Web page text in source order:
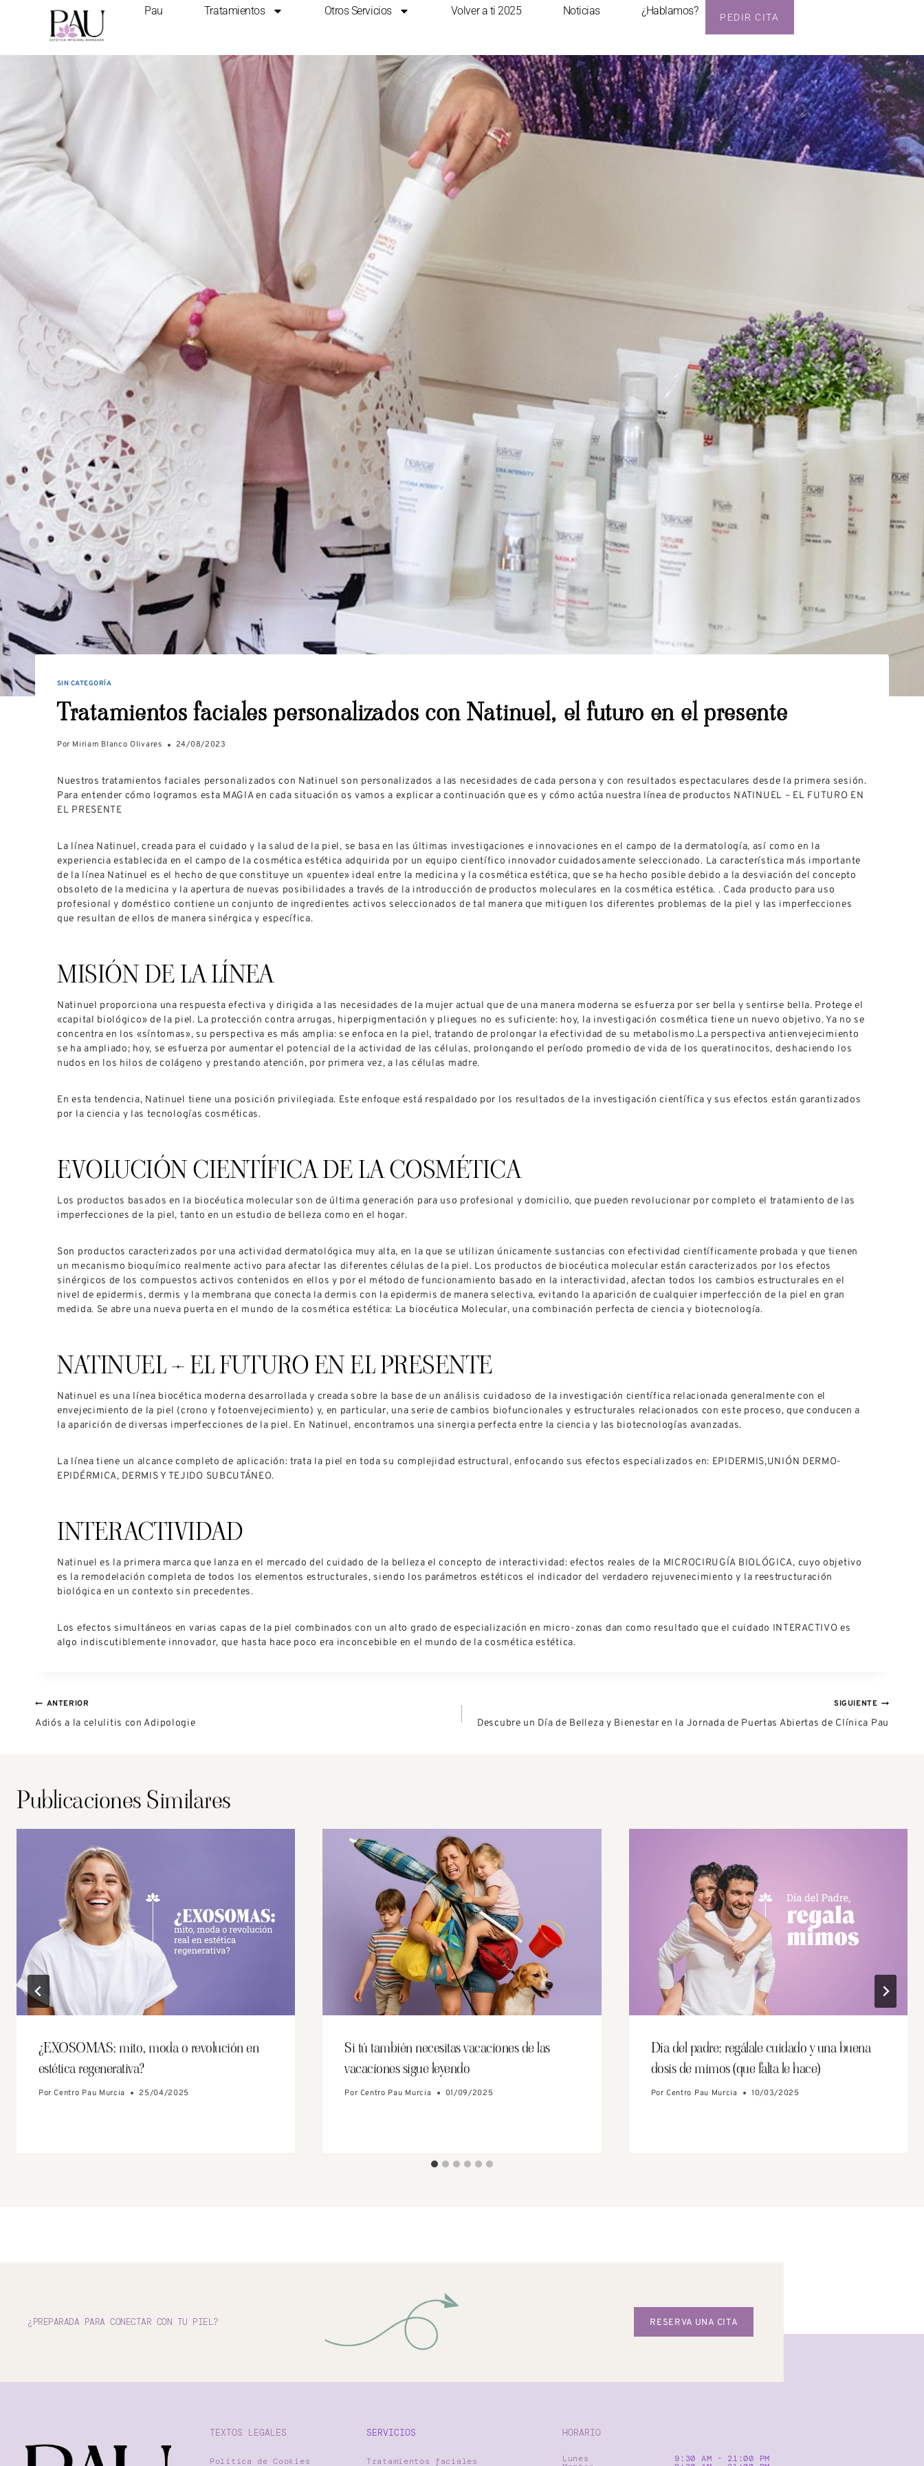
Pau Tratamientos Otros Servicios Volver a ti 2025 Noticias ¿Hablamos? PEDIR CITA
SIN CATEGORÍA
Tratamientos faciales personalizados con Natinuel, el futuro en el presente
Por Miriam Blanco Olivares 24/08/2023
Nuestros tratamientos faciales personalizados con Natinuel son personalizados a las necesidades de cada persona y con resultados espectaculares desde la primera sesión.
Para entender cómo logramos esta MAGIA en cada situación os vamos a explicar a continuación que es y cómo actúa nuestra línea de productos NATINUEL – EL FUTURO EN
EL PRESENTE
La línea Natinuel, creada para el cuidado y la salud de la piel, se basa en las últimas investigaciones e innovaciones en el campo de la dermatología, así como en la
experiencia establecida en el campo de la cosmética estética adquirida por un equipo científico innovador cuidadosamente seleccionado. La característica más importante
de la línea Natinuel es el hecho de que constituye un «puente» ideal entre la medicina y la cosmética estética, que se ha hecho posible debido a la desviación del concepto
obsoleto de la medicina y la apertura de nuevas posibilidades a través de la introducción de productos moleculares en la cosmética estética. . Cada producto para uso
profesional y doméstico contiene un conjunto de ingredientes activos seleccionados de tal manera que mitiguen los diferentes problemas de la piel y las imperfecciones
que resultan de ellos de manera sinérgica y específica.
MISIÓN DE LA LÍNEA
Natinuel proporciona una respuesta efectiva y dirigida a las necesidades de la mujer actual que de una manera moderna se esfuerza por ser bella y sentirse bella. Protege el
«capital biológico» de la piel. La protección contra arrugas, hiperpigmentación y pliegues no es suficiente: hoy, la investigación cosmética tiene un nuevo objetivo. Ya no se
concentra en los «síntomas», su perspectiva es más amplia: se enfoca en la piel, tratando de prolongar la efectividad de su metabolismo.La perspectiva antienvejecimiento
se ha ampliado; hoy, se esfuerza por aumentar el potencial de la actividad de las células, prolongando el período promedio de vida de los queratinocitos, deshaciendo los
nudos en los hilos de colágeno y prestando atención, por primera vez, a las células madre.
En esta tendencia, Natinuel tiene una posición privilegiada. Este enfoque está respaldado por los resultados de la investigación científica y sus efectos están garantizados
por la ciencia y las tecnologías cosméticas.
EVOLUCIÓN CIENTÍFICA DE LA COSMÉTICA
Los productos basados en la biocéutica molecular son de última generación para uso profesional y domicilio, que pueden revolucionar por completo el tratamiento de las
imperfecciones de la piel, tanto en un estudio de belleza como en el hogar.
Son productos caracterizados por una actividad dermatológica muy alta, en la que se utilizan únicamente sustancias con efectividad científicamente probada y que tienen
un mecanismo bioquímico realmente activo para afectar las diferentes células de la piel. Los productos de biocéutica molecular están caracterizados por los efectos
sinérgicos de los compuestos activos contenidos en ellos y por el método de funcionamiento basado en la interactividad, afectan todos los cambios estructurales en el
nivel de epidermis, dermis y la membrana que conecta la dermis con la epidermis de manera selectiva, evitando la aparición de cualquier imperfección de la piel en gran
medida. Se abre una nueva puerta en el mundo de la cosmética estética: La biocéutica Molecular, una combinación perfecta de ciencia y biotecnología.
NATINUEL – EL FUTURO EN EL PRESENTE
Natinuel es una línea biocética moderna desarrollada y creada sobre la base de un análisis cuidadoso de la investigación científica relacionada generalmente con el
envejecimiento de la piel (crono y fotoenvejecimiento) y, en particular, una serie de cambios biofuncionales y estructurales relacionados con este proceso, que conducen a
la aparición de diversas imperfecciones de la piel. En Natinuel, encontramos una sinergia perfecta entre la ciencia y las biotecnologías avanzadas.
La línea tiene un alcance completo de aplicación: trata la piel en toda su complejidad estructural, enfocando sus efectos especializados en: EPIDERMIS,UNIÓN DERMO-
EPIDÉRMICA, DERMIS Y TEJIDO SUBCUTÁNEO.
INTERACTIVIDAD
Natinuel es la primera marca que lanza en el mercado del cuidado de la belleza el concepto de interactividad: efectos reales de la MICROCIRUGÍA BIOLÓGICA, cuyo objetivo
es la remodelación completa de todos los elementos estructurales, siendo los parámetros estéticos el indicador del verdadero rejuvenecimiento y la reestructuración
biológica en un contexto sin precedentes.
Los efectos simultáneos en varias capas de la piel combinados con un alto grado de especialización en micro-zonas dan como resultado que el cuidado INTERACTIVO es
algo indiscutiblemente innovador, que hasta hace poco era inconcebible en el mundo de la cosmética estética.
ANTERIOR
Adiós a la celulitis con Adipologie
SIGUIENTE
Descubre un Día de Belleza y Bienestar en la Jornada de Puertas Abiertas de Clínica Pau
Publicaciones Similares
¿EXOSOMAS: mito, moda o revolución en
estética regenerativa?
Por Centro Pau Murcia 25/04/2025
Si tú también necesitas vacaciones de las
vacaciones sigue leyendo
Por Centro Pau Murcia 01/09/2025
Día del padre: regálale cuidado y una buena
dosis de mimos (que falta le hace)
Por Centro Pau Murcia 10/03/2025
¿PREPARADA PARA CONECTAR CON TU PIEL? RESERVA UNA CITA
TEXTOS LEGALES
Política de Cookies
SERVICIOS
Tratamientos faciales
HORARIO
Lunes 9:30 AM - 21:00 PM